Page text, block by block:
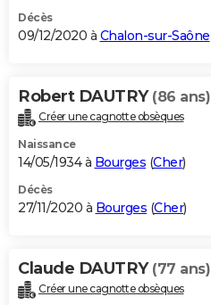
Décès
09/12/2020 à Chalon-sur-Saône
Robert DAUTRY (86 ans)
Créer une cagnotte obsèques
Naissance
14/05/1934 à Bourges (Cher)
Décès
27/11/2020 à Bourges (Cher)
Claude DAUTRY (77 ans)
Créer une cagnotte obsèques